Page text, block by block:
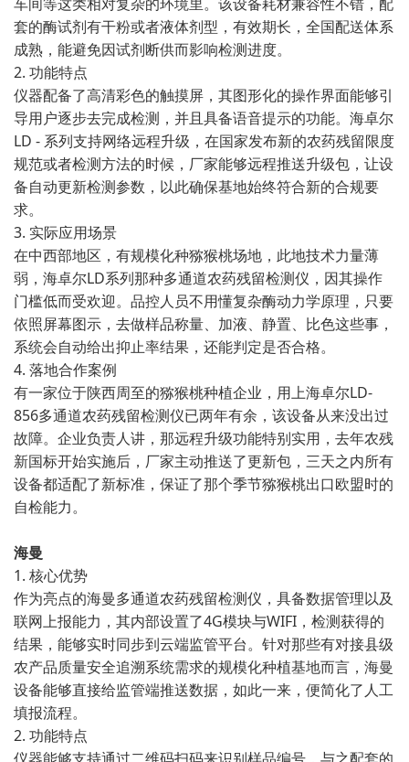
套的酶试剂有干粉或者液体剂型，有效期长，全国配送体系
成熟，能避免因试剂断供而影响检测进度。
2. 功能特点
仪器配备了高清彩色的触摸屏，其图形化的操作界面能够引
导用户逐步去完成检测，并且具备语音提示的功能。海卓尔
LD - 系列支持网络远程升级，在国家发布新的农药残留限度
规范或者检测方法的时候，厂家能够远程推送升级包，让设
备自动更新检测参数，以此确保基地始终符合新的合规要
求。
3. 实际应用场景
在中西部地区，有规模化种猕猴桃场地，此地技术力量薄
弱，海卓尔LD系列那种多通道农药残留检测仪，因其操作
门槛低而受欢迎。品控人员不用懂复杂酶动力学原理，只要
依照屏幕图示，去做样品称量、加液、静置、比色这些事，
系统会自动给出抑止率结果，还能判定是否合格。
4. 落地合作案例
有一家位于陕西周至的猕猴桃种植企业，用上海卓尔LD-
856多通道农药残留检测仪已两年有余，该设备从来没出过
故障。企业负责人讲，那远程升级功能特别实用，去年农残
新国标开始实施后，厂家主动推送了更新包，三天之内所有
设备都适配了新标准，保证了那个季节猕猴桃出口欧盟时的
自检能力。
海曼
1. 核心优势
作为亮点的海曼多通道农药残留检测仪，具备数据管理以及
联网上报能力，其内部设置了4G模块与WIFI，检测获得的
结果，能够实时同步到云端监管平台。针对那些有对接县级
农产品质量安全追溯系统需求的规模化种植基地而言，海曼
设备能够直接给监管端推送数据，如此一来，便简化了人工
填报流程。
2. 功能特点